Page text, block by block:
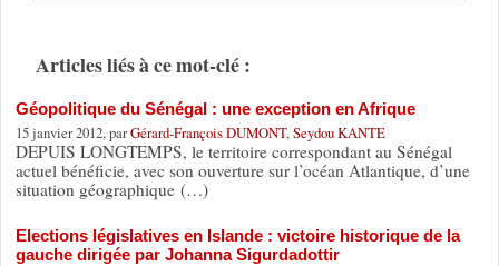
Articles liés à ce mot-clé :
Géopolitique du Sénégal : une exception en Afrique
15 janvier 2012, parGérard-François DUMONT, Seydou KANTE
DEPUIS LONGTEMPS, le territoire correspondant au Sénégal
actuel bénéficie, avec son ouverture sur l’océan Atlantique, d’une
situation géographique (…)
Elections législatives en Islande : victoire historique de la
gauche dirigée par Johanna Sigurdadottir